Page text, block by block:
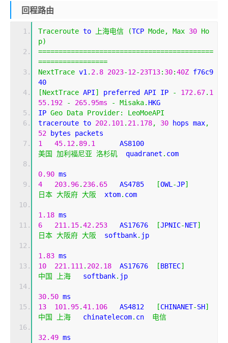
回程路由
Traceroute to 上海电信 (TCP Mode, Max 30 Ho
p)
===========================================
=================
NextTrace v1 . 2.8 2023-12-23T13: 30:40Z f76c9
40
[NextTrace API] preferred API IP - 172.67. 1
55.192
- 265.95ms - Misaka. HKG
IP Geo Data Provider:
LeoMoeAPI
traceroute to 202.101 . 21.178, 30 hops max,
52 bytes packets
1
45.12. 89.1
美国
加利福尼亚 洛杉矶
  quadranet
. com
0.90 ms
4
203.96. 236.65
   AS4785
[OWL -JP]
日本 大阪府 大阪
  xtom
. com
1.18 ms
6
211.15.42.253
   AS17676
[JPNIC-NET]
日本 大阪府 大阪
  softbank
. jp
1.83 ms
10
221.111 . 202.18
  AS17676
[BBTEC]
中国
上海
   softbank
. jp
30.50 ms
13
101.95.41.106
   AS4812
[CHINANET-SH]
中国
上海
   chinatelecom
. cn 电信
32.49 ms